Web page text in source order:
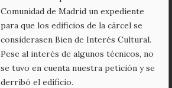
Comunidad de Madrid un expediente
para que los edificios de la cárcel se
considerasen Bien de Interés Cultural.
Pese al interés de algunos técnicos, no
se tuvo en cuenta nuestra petición y se
derribó el edificio.